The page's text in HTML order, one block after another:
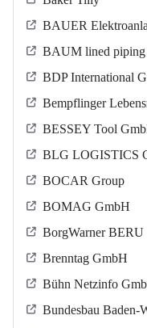
BAUER
BAUM lined piping
BDP International
Bempflinger
BESSEY Tool
BLG LOGISTICS
BOCAR Group
BOMAG GmbH
BorgWarner BERU
Brenntag GmbH
Bühn Netzinfo
Bundesbau Baden-